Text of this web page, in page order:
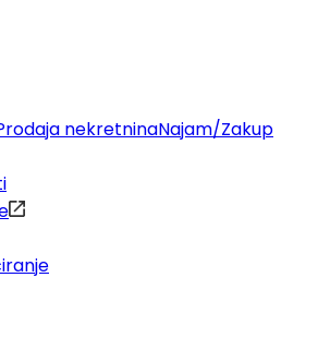
nekretninaNajam/Zakup